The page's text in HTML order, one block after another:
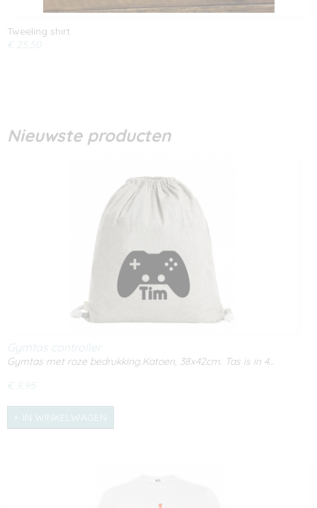
Tweeling shirt
€ 25,50
Nieuwste producten
Gymtas controller
Gymtas met roze bedrukking.Katoen, 38x42cm. Tas is in 4…
€ 9,95
IN WINKELWAGEN